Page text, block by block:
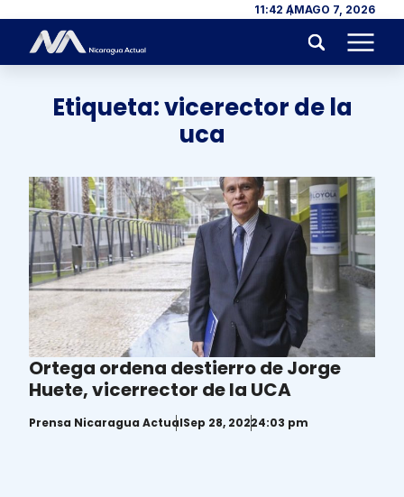
Skip to content 11:42 AMAGO 7, 2026
Menu
Etiqueta:vicerector de la
uca
Ortega ordena destierro de Jorge
Huete, vicerrector de la UCA
Prensa Nicaragua ActualSep 28, 20224:03 pm